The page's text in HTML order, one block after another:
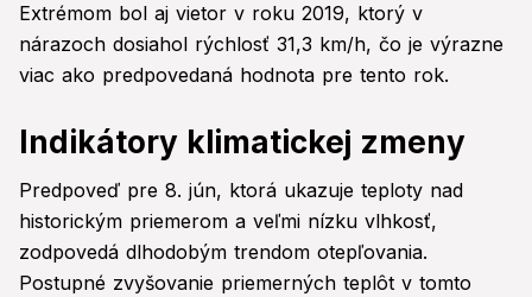
Extrémom bol aj vietor v roku 2019, ktorý v
nárazoch dosiahol rýchlosť 31,3 km/h, čo je výrazne
viac ako predpovedaná hodnota pre tento rok.
Indikátory klimatickej zmeny
Predpoveď pre 8. jún, ktorá ukazuje teploty nad
historickým priemerom a veľmi nízku vlhkosť,
zodpovedá dlhodobým trendom otepľovania.
Postupné zvyšovanie priemerných teplôt v tomto